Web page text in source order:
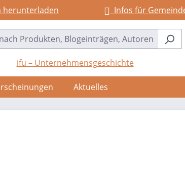
herunterladen Infos für
ifu – Unternehmensgeschichte
Aktuelles